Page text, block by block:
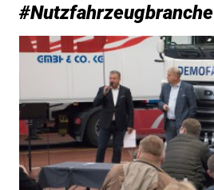
#Nutzfahrzeugbranche